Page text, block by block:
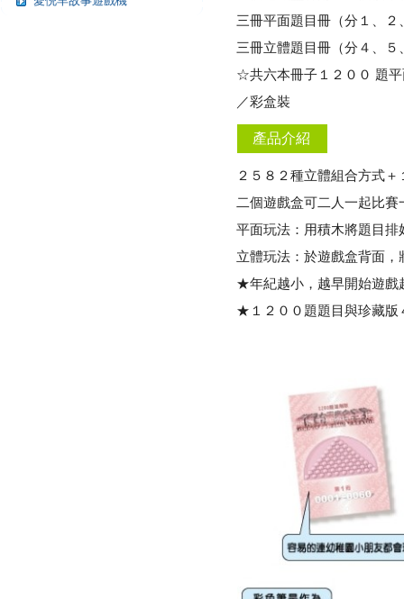
三冊平面題目冊（分１、
三冊立體題目冊（分４、
☆共六本冊子１２００ 題
／彩盒裝
產品介紹
２５８２種立體組合方式
二個遊戲盒可二人一起比
平面玩法：用積木將題目
立體玩法：於遊戲盒背面
★年紀越小，越早開始遊戲
★１２００題題目與珍藏版